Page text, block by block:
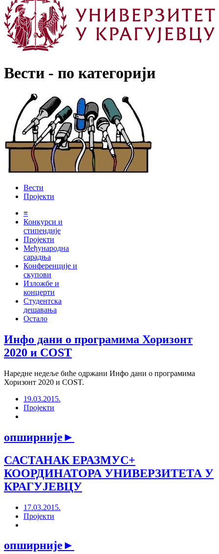
Вести - по категорији
Вести
Пројекти
≡
Конкурси и
стипендије
Пројекти
Међународна
сарадња
Конференције и
скупови
Изложбе и
концерти
Студентска
дешавања
Остало
Инфо дани о програмима Хоризонт
2020 и COST
Наредне недеље биће одржани Инфо дани о програмима
Хоризонт 2020 и COST.
19.03.2015.
Пројекти
опширније►
САСТАНАК ЕРАЗМУС+
КООРДИНАТОРА УНИВЕРЗИТЕТА У
КРАГУЈЕВЦУ
17.03.2015.
Пројекти
опширније►